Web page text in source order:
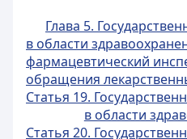
Глава 5.
в области
фармацевтический
обращения
Статья 19.
в области
Статья 20.